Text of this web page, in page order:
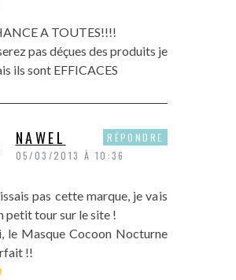
A TOUTES!!!!
pas déçues des produits je
ils sont EFFICACES
NAWEL
05/03/2013 À 10:36
pas cette marque, je vais
petit tour sur le site !
le Masque Cocoon Nocturne
!!
RÉPONDRE